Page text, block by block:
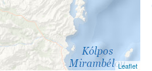
Leaflet